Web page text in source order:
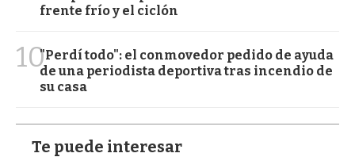
frente frío y el ciclón
10"Perdí todo": el conmovedor pedido de ayuda
de una periodista deportiva tras incendio de
su casa
Te puede interesar